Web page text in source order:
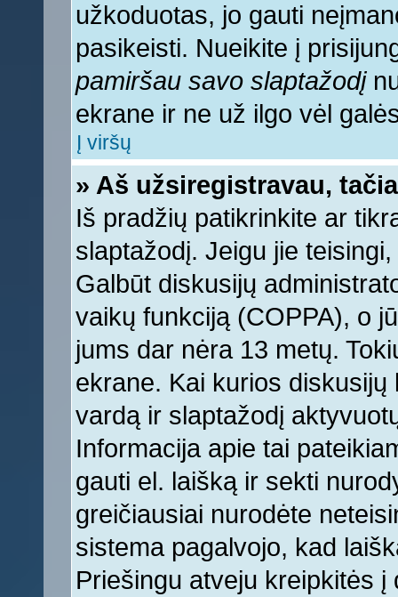
užkoduotas, jo gauti
pasikeisti. Nueikite į
pamiršau savo slaptažodį
ekrane ir ne už ilgo vėl
Į viršų
» Aš užsiregistravau,
Iš pradžių patikrinkite ar
slaptažodį. Jeigu jie
Galbūt diskusijų
vaikų funkciją (COPPA), o
jums dar nėra 13 metų.
ekrane. Kai kurios
vardą ir slaptažodį
Informacija apie tai
gauti el. laišką ir sekti
greičiausiai nurodėte
sistema pagalvojo, kad
Priešingu atveju kreipkitės